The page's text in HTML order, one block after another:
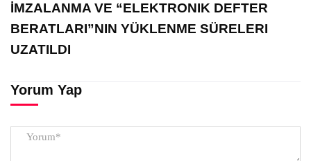
İMZALANMA VE “ELEKTRONIK DEFTER
BERATLARI”NIN YÜKLENME SÜRELERI
UZATILDI
Yorum Yap